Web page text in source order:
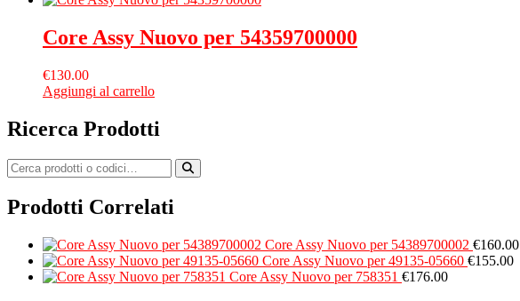
Core Assy Nuovo per 54359700000
€130.00
Aggiungi al carrello
Ricerca Prodotti
Prodotti Correlati
Core Assy Nuovo per 54389700002 €160.00
Core Assy Nuovo per 49135-05660 €155.00
Core Assy Nuovo per 758351 €176.00